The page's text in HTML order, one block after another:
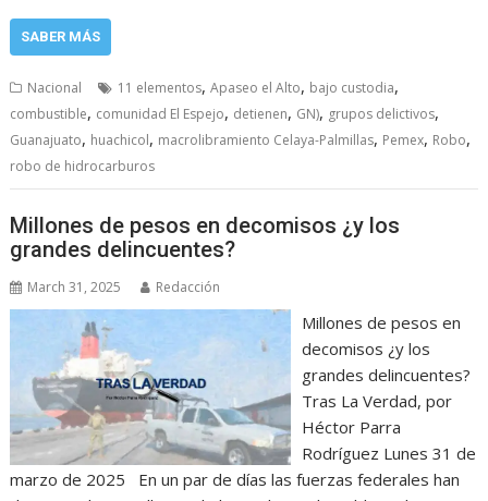
SABER MÁS
Nacional 11 elementos,Apaseo el Alto, bajo custodia,
combustible, comunidad El Espejo, detienen, GN), grupos delictivos,
Guanajuato, huachicol, macrolibramiento Celaya-Palmillas, Pemex, Robo,
robo de hidrocarburos
Millones de pesos en decomisos ¿y los
grandes delincuentes?
March 31, 2025 Redacción
Millones de pesos en
decomisos ¿y los
grandes delincuentes?
Tras La Verdad, por
Héctor Parra
Rodríguez Lunes 31 de
marzo de 2025 En un par de días las fuerzas federales han